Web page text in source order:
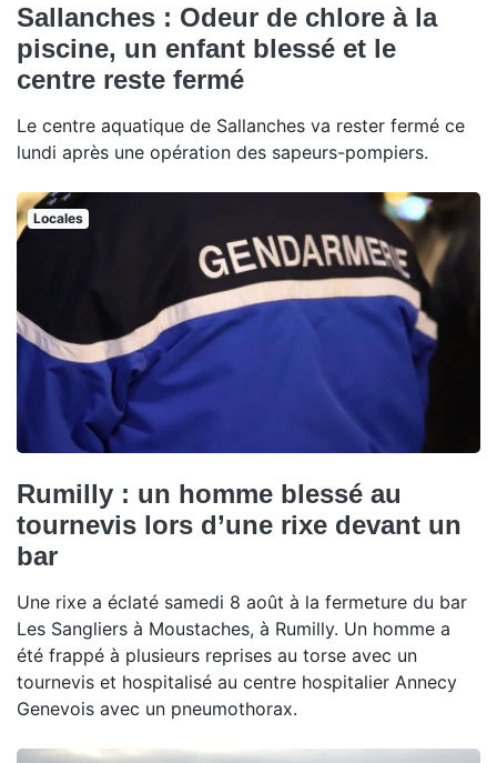
Sallanches : Odeur de chlore à la
piscine, un enfant blessé et le
centre reste fermé
Le centre aquatique de Sallanches va rester fermé ce
lundi après une opération des sapeurs-pompiers.
Locales
Rumilly : un homme blessé au
tournevis lors d’une rixe devant un
bar
Une rixe a éclaté samedi 8 août à la fermeture du bar
Les Sangliers à Moustaches, à Rumilly. Un homme a
été frappé à plusieurs reprises au torse avec un
tournevis et hospitalisé au centre hospitalier Annecy
Genevois avec un pneumothorax.